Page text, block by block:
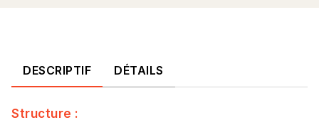
DESCRIPTIF DÉTAILS
Structure :